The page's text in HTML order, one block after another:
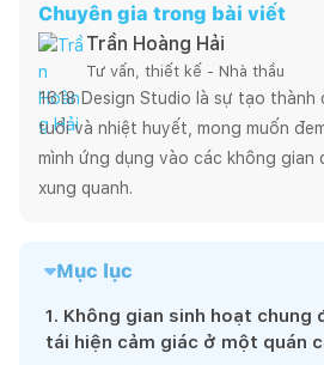
Chuyên gia trong bài viết
Trần Hoàng Hải
Tư vấn, thiết kế - Nhà thầu
1618 Design Studio là sự tạo thành
tuổi và nhiệt huyết, mong muốn
mình ứng dụng vào các không gian
xung quanh.
Mục lục
1. Không gian sinh hoạt
tái hiện cảm giác ở một quán